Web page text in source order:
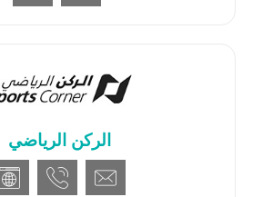
الركن الرياضي